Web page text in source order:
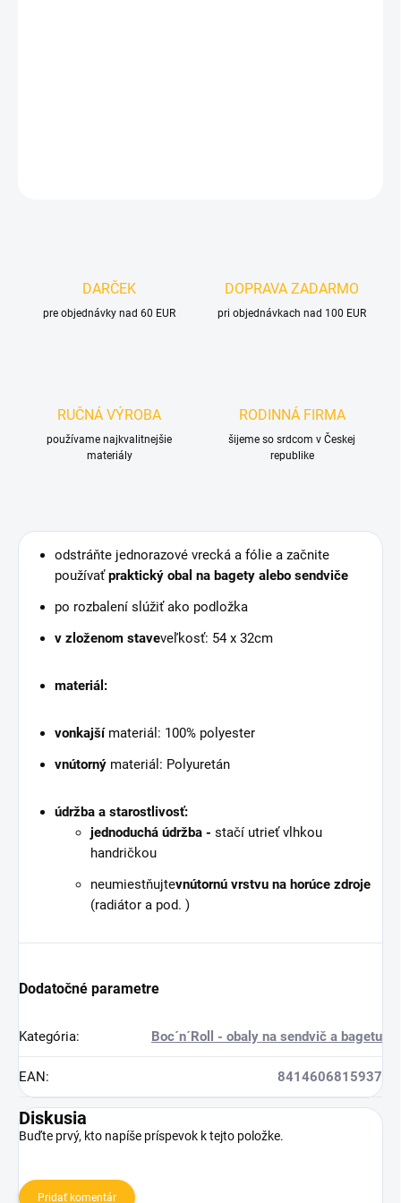
DARČEK
pre objednávky nad 60 EUR
DOPRAVA ZADARMO
pri objednávkach nad 100 EUR
RUČNÁ VÝROBA
používame najkvalitnejšie
materiály
RODINNÁ FIRMA
šijeme so srdcom v Českej
republike
odstráňte jednorazové vrecká a fólie a začnite
používaťpraktický obal na bagety alebo sendviče
po rozbalení slúžiť ako podložka
v zloženom staveveľkosť: 54 x 32cm
materiál:
vonkajší materiál: 100% polyester
vnútorný materiál: Polyuretán
údržba a starostlivosť:
jednoduchá údržba - stačí utrieť vlhkou
handričkou
neumiestňujtevnútornú vrstvu na horúce zdroje
(radiátor a pod. )
Dodatočné parametre
Kategória: Boc´n´Roll - obaly na sendvič a bagetu
EAN: 8414606815937
Diskusia
Buďte prvý, kto napíše príspevok k tejto položke.
Pridať komentár